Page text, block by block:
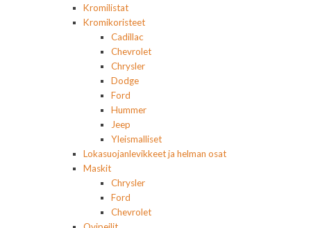
Kromilistat
Kromikoristeet
Cadillac
Chevrolet
Chrysler
Dodge
Ford
Hummer
Jeep
Yleismalliset
Lokasuojanlevikkeet ja helman osat
Maskit
Chrysler
Ford
Chevrolet